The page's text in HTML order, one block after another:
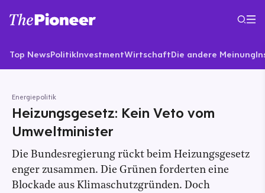
Top NewsPolitikInvestmentWirtschaftDie andere Meinung
Energiepolitik
Heizungsgesetz: Kein Veto vom
Umweltminister
Die Bundesregierung rückt beim Heizungsgesetz
enger zusammen. Die Grünen forderten eine
Blockade aus Klimaschutzgründen. Doch